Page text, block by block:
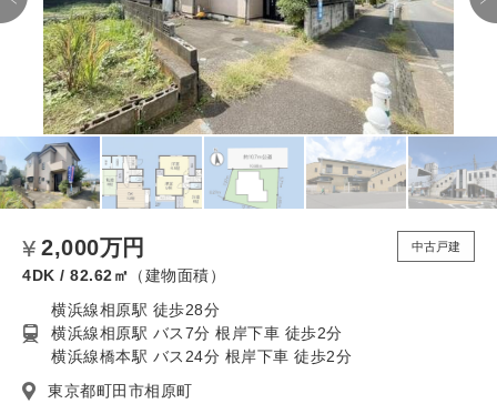
2,000万円
4DK / 82.62㎡ （建物面積）
中古戸建
横浜線相原駅 徒歩28分
横浜線相原駅 バス7分 根岸下車 徒歩2分
横浜線橋本駅 バス24分 根岸下車 徒歩2分
東京都町田市相原町